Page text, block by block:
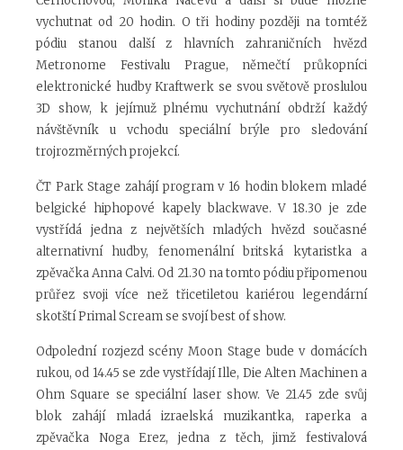
vychutnat od 20 hodin. O tři hodiny později na tomtéž
pódiu stanou další z hlavních zahraničních hvězd
Metronome Festivalu Prague, němečtí průkopníci
elektronické hudby Kraftwerk se svou světově proslulou
3D show, k jejímuž plnému vychutnání obdrží každý
návštěvník u vchodu speciální brýle pro sledování
trojrozměrných projekcí.
ČT Park Stage zahájí program v 16 hodin blokem mladé
belgické hiphopové kapely blackwave. V 18.30 je zde
vystřídá jedna z největších mladých hvězd současné
alternativní hudby, fenomenální britská kytaristka a
zpěvačka Anna Calvi. Od 21.30 na tomto pódiu připomenou
průřez svoji více než třicetiletou kariérou legendární
skotští Primal Scream se svojí best of show.
Odpolední rozjezd scény Moon Stage bude v domácích
rukou, od 14.45 se zde vystřídají Ille, Die Alten Machinen a
Ohm Square se speciální laser show. Ve 21.45 zde svůj
blok zahájí mladá izraelská muzikantka, raperka a
zpěvačka Noga Erez, jedna z těch, jimž festivalová